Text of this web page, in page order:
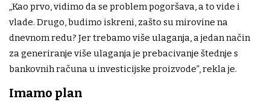
„Kao prvo, vidimo da se problem pogoršava, a to vide i
vlade. Drugo, budimo iskreni, zašto su mirovine na
dnevnom redu? Jer trebamo više ulaganja, a jedan način
za generiranje više ulaganja je prebacivanje štednje s
bankovnih računa u investicijske proizvode”, rekla je.
Imamo plan